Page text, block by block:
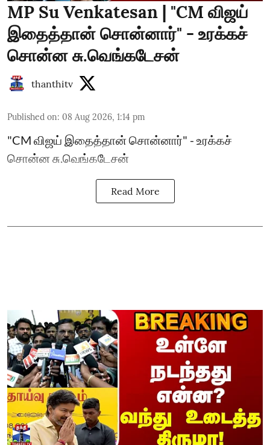
MP Su Venkatesan | "CM விஜய்
இதைத்தான் சொன்னார்" - உரக்கச்
சொன்ன சு.வெங்கடேசன்
thanthitv
Published on: 08 Aug 2026, 1:14 pm
"CM விஜய் இதைத்தான் சொன்னார்" - உரக்கச்
சொன்ன சு.வெங்கடேசன்
Read More